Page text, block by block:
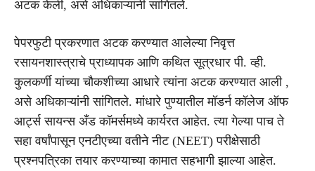
अटक केली, असे अधिकाऱ्यांनी सांगितले.
पेपरफुटी प्रकरणात अटक करण्यात आलेल्या निवृत्त
रसायनशास्त्राचे प्राध्यापक आणि कथित सूत्रधार पी. व्ही.
कुलकर्णी यांच्या चौकशीच्या आधारे त्यांना अटक करण्यात आली ,
असे अधिकाऱ्यांनी सांगितले. मांधारे पुण्यातील मॉडर्न कॉलेज ऑफ
आर्ट्स सायन्स अँड कॉमर्समध्ये कार्यरत आहेत. त्या गेल्या पाच ते
सहा वर्षांपासून एनटीएच्या वतीने नीट (NEET) परीक्षेसाठी
प्रश्नपत्रिका तयार करण्याच्या कामात सहभागी झाल्या आहेत.